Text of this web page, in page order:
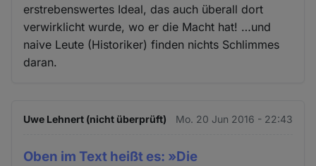
erstrebenswertes Ideal, das auch überall dort
verwirklicht wurde, wo er die Macht hat! …und
naive Leute (Historiker) finden nichts Schlimmes
daran.
Uwe Lehnert (nicht überprüft) Mo. 20 Jun 2016 - 22:43
Oben im Text heißt es: »Die